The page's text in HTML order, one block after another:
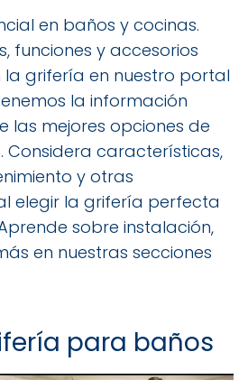
en baños y cocinas.
funciones y accesorios
grifería en nuestro portal
la información
las mejores opciones de
Considera características,
y otras
elegir la grifería perfecta
sobre instalación,
en nuestras secciones
para baños